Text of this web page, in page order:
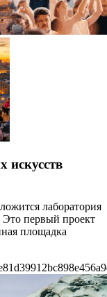
искусств
лаборатория
Это первый проект
площадка